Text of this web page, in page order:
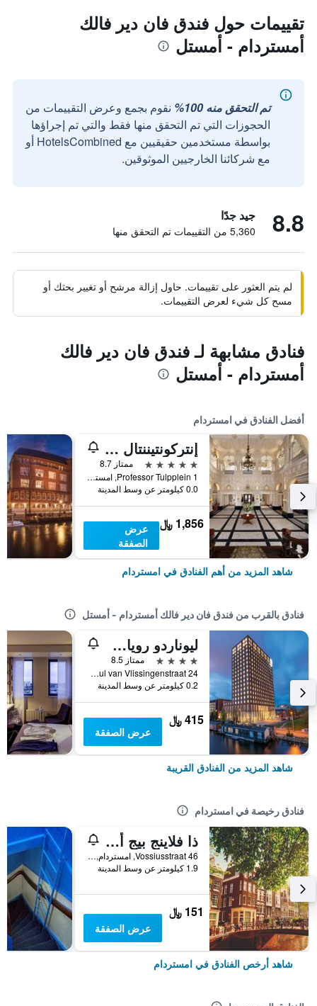
تقييمات حول فندق فان دير فالك
أمستردام - أمستل
تم التحقق منه 100%
نقوم بجمع وعرض التقييمات من
الحجوزات التي تم التحقق منها فقط والتي تم إجراؤها
بواسطة مستخدمين حقيقيين مع HotelsCombined أو
مع شركائنا الخارجيين الموثوقين.
8.8 جيد جدًا
5,360 من التقييمات تم التحقق منها
لم يتم العثور على تقييمات. حاول إزالة مرشح أو تغيير بحثك أو
مسح كل شيء لعرض التقييمات.
فنادق مشابهة لـ فندق فان دير فالك
أمستردام - أمستل
أفضل الفنادق في امستردام
إنتركونتيننتال أمستل أمستردام
5 نجوم
ممتاز 8.7
Professor Tulpplein 1, امستردام, مقاطعة شمال هولندا, هولندا
0.0 كيلومتر عن وسط المدينة
1,856 ﷼
عرض
الصفقة
شاهد المزيد من أهم الفنادق في امستردام
فنادق بالقرب من فندق فان دير فالك أمستردام - أمستل
ليوناردو رويال هوتل أمستردام
4 نجوم
ممتاز 8.5
Paul van Vlissingenstraat 24, امستردام, مقاطعة شمال هولندا, هولندا
0.2 كيلومتر عن وسط المدينة
415 ﷼
عرض الصفقة
شاهد المزيد من الفنادق القريبة
فنادق رخيصة في امستردام
ذا فلاينج بيج أبتاون هوستل
Vossiusstraat 46, امستردام, مقاطعة شمال هولندا, هولندا
1.9 كيلومتر عن وسط المدينة
151 ﷼
عرض الصفقة
شاهد أرخص الفنادق في امستردام